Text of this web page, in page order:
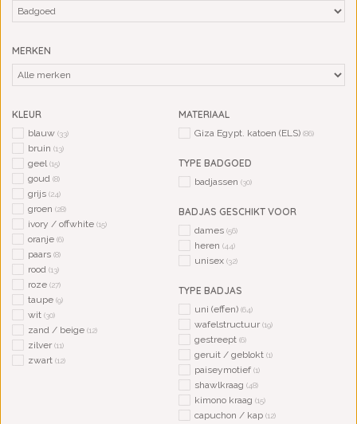
MERKEN
KLEUR
blauw (33)
bruin (13)
geel(15)
goud (8)
grijs (24)
groen (28)
ivory / offwhite (15)
oranje (6)
paars (8)
rood (13)
roze (27)
taupe (9)
wit (30)
zand / beige (12)
zilver(11)
zwart (12)
MATERIAAL
Giza Egypt. katoen (ELS) (86)
TYPE BADGOED
badjassen (30)
BADJAS GESCHIKT VOOR
dames (56)
heren (44)
unisex (32)
TYPE BADJAS
uni (effen) (64)
wafelstructuur(19)
gestreept (6)
geruit / geblokt (1)
paiseymotief (1)
shawlkraag (48)
kimono kraag (15)
capuchon / kap (12)